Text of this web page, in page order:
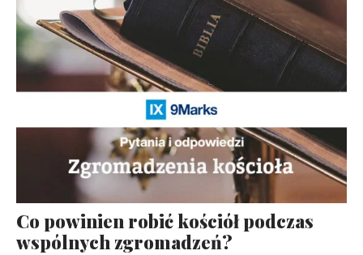
Co powinien robić kościół podczas
wspólnych zgromadzeń?